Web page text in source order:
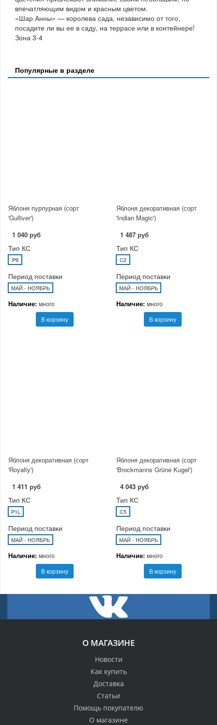
впечатляющим видом и красным цветом.
«Шар Анны» — королева сада, независимо от того,
посадите ли вы ее в саду, на террасе или в контейнере!
Зона 3-4
Популярные в разделе
Яблоня пурпурная (сорт
'Gulliver')
1 040 руб
Тип КС
P9
Период поставки
МАЙ - НОЯБРЬ
Наличие: много
В корзину
Яблоня декоративная (сорт
'Indian Magic')
1 487 руб
Тип КС
C2
Период поставки
МАЙ - НОЯБРЬ
Наличие: много
В корзину
Яблоня декоративная (сорт
'Royalty')
1 411 руб
Тип КС
P1L
Период поставки
МАЙ - НОЯБРЬ
Наличие: много
В корзину
Яблоня декоративная (сорт
'Brockmanns Grüne Kugel')
4 043 руб
Тип КС
C5
Период поставки
МАЙ - НОЯБРЬ
Наличие: много
В корзину
О МАГАЗИНЕ
Новости
Как купить
Доставка
Статьи
Помощь покупателю
О магазине